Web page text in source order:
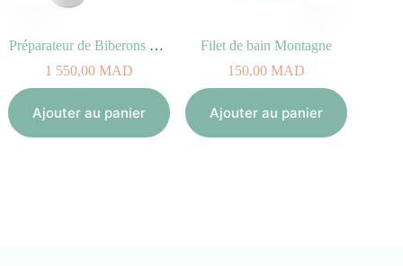
Préparateur de Biberons Milky Now
1 550,00MAD
Ajouter au panier
Filet de bain Montagne
150,00MAD
Ajouter au panier